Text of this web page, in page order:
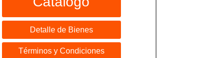
Detalle de Bienes
Términos y Condiciones